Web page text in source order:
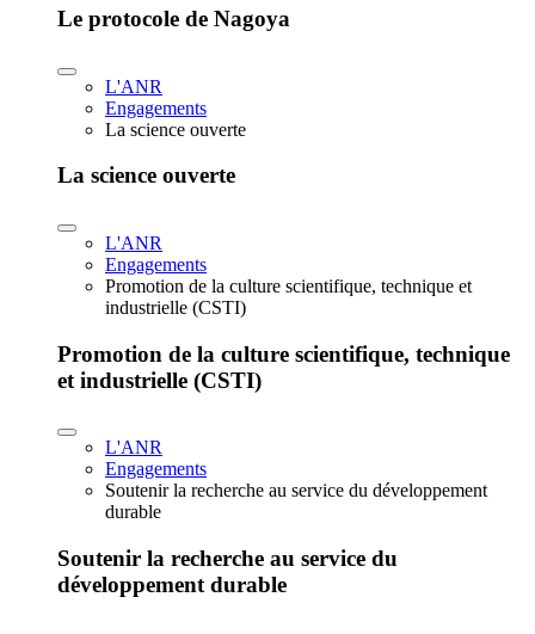
Le protocole de Nagoya
L'ANR
Engagements
La science ouverte
La science ouverte
L'ANR
Engagements
Promotion de la culture scientifique, technique et
industrielle (CSTI)
Promotion de la culture scientifique, technique
et industrielle (CSTI)
L'ANR
Engagements
Soutenir la recherche au service du développement
durable
Soutenir la recherche au service du
développement durable